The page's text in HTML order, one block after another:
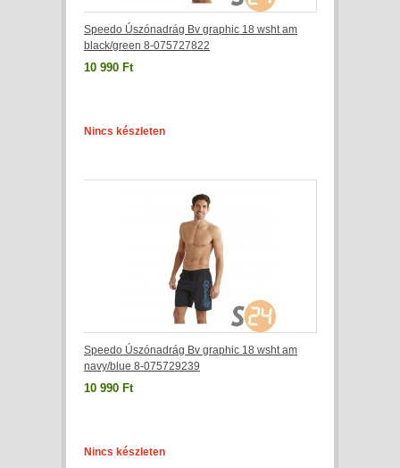
Speedo Úszónadrág Bv graphic 18 wsht am
black/green 8-075727822
10 990 Ft
Nincs készleten
Speedo Úszónadrág Bv graphic 18 wsht am
navy/blue 8-075729239
10 990 Ft
Nincs készleten